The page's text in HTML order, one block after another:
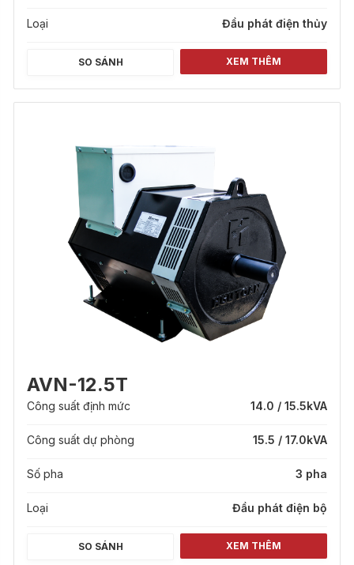
Loại Đầu phát điện thủy
SO SÁNH XEM THÊM
AVN-12.5T
Công suất định mức 14.0 / 15.5kVA
Công suất dự phòng 15.5 / 17.0kVA
Số pha 3 pha
Loại Đầu phát điện bộ
SO SÁNH XEM THÊM